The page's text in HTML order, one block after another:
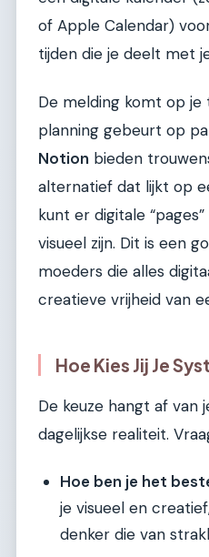
of Apple Calendar)
tijden die je deelt met
De melding komt op je
planning gebeurt op
Notion bieden
alternatief dat lijkt op
kunt er digitale
visueel zijn. Dit is een
moeders die alles
creatieve vrijheid van
Hoe Kies Jij Je
De keuze hangt af van
dagelijkse realiteit.
Hoe ben je het
je visueel en
denker die van